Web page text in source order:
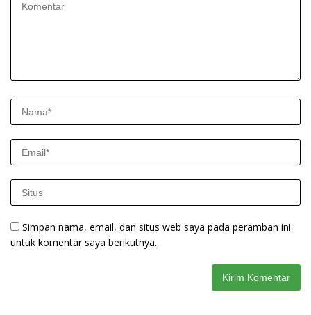
Simpan nama, email, dan situs web saya pada peramban ini
untuk komentar saya berikutnya.